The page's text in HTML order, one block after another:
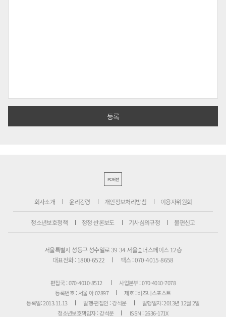
PC버전
회사소개 윤리강령 개인정보처리방침 이용자위원회
청소년보호정책 정정·반론보도 기사심의규정 불편신고
서울특별시 성동구 성수일로 39-34 서울숲더스페이스 12층
대표전화 : 1800-6522
팩스 : 070-4015-8658
편집국 : 070-4010-8512
사업본부 : 070-4010-7078
등록번호 : 서울 아 02897
제호 : 비즈니스포스트
등록일: 2013.11.13
발행·편집인 : 강석운
발행일자: 2013년 12월 2일
청소년보호책임자 : 강석운
ISSN : 2636-171X